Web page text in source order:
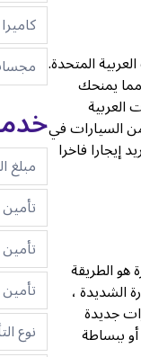
العربية المتحدة.
يمنحك
العربية
السيارات في
فاخرا
الطريقة
الشديدة ،
جديدة
لأغراض السفر أو العمل أو ببساطة
مبلغ
نوع